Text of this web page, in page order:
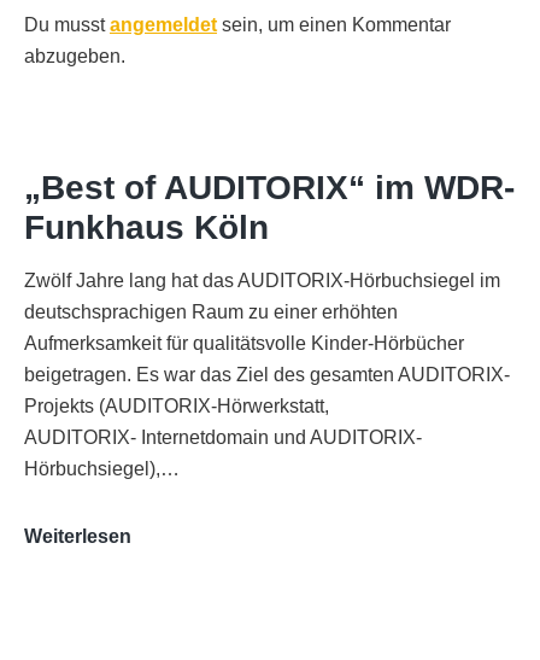
Du musstangemeldet sein, um einen Kommentar
abzugeben.
„Best of AUDITORIX“ im WDR-
Funkhaus Köln
Zwölf Jahre lang hat das AUDITORIX-Hörbuchsiegel im
deutschsprachigen Raum zu einer erhöhten
Aufmerksamkeit für qualitätsvolle Kinder-Hörbücher
beigetragen. Es war das Ziel des gesamten AUDITORIX-
Projekts (AUDITORIX-Hörwerkstatt,
AUDITORIX- Internetdomain und AUDITORIX-
Hörbuchsiegel),…
Weiterlesen